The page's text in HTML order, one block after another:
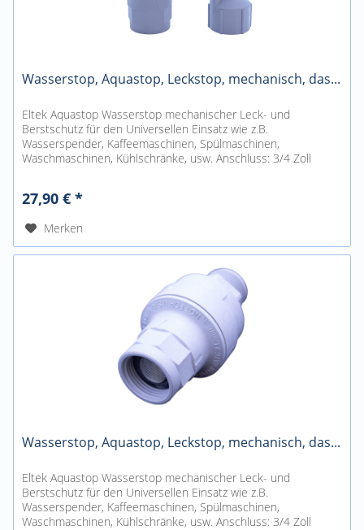
Wasserstop, Aquastop, Leckstop, mechanisch, das...
Eltek Aquastop Wasserstop mechanischer Leck- und
Berstschutz für den Universellen Einsatz wie z.B.
Wasserspender, Kaffeemaschinen, Spülmaschinen,
Waschmaschinen, Kühlschränke, usw. Anschluss: 3/4 Zoll
27,90 € *
Merken
Wasserstop, Aquastop, Leckstop, mechanisch, das...
Eltek Aquastop Wasserstop mechanischer Leck- und
Berstschutz für den Universellen Einsatz wie z.B.
Wasserspender, Kaffeemaschinen, Spülmaschinen,
Waschmaschinen, Kühlschränke, usw. Anschluss: 3/4 Zoll